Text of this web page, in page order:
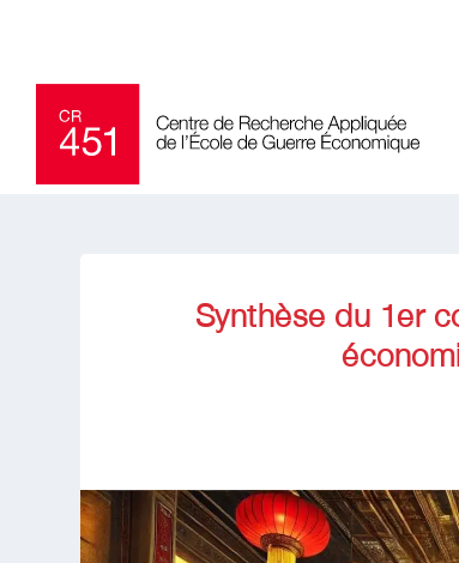
Synthèse du 1er